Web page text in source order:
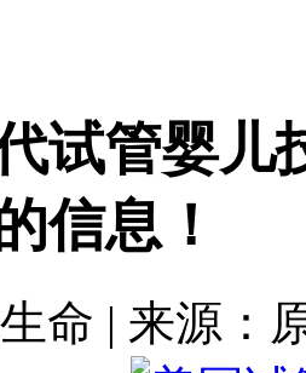
试管婴
信息！
命 | 来源：